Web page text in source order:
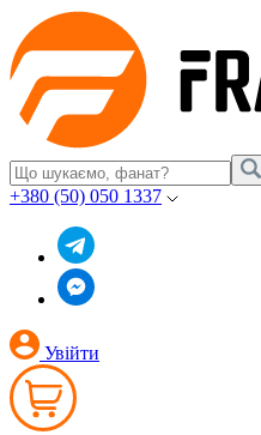
+380 (50) 050 1337
Увійти